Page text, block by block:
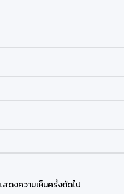
ดงความเห็นครั้งถัดไป